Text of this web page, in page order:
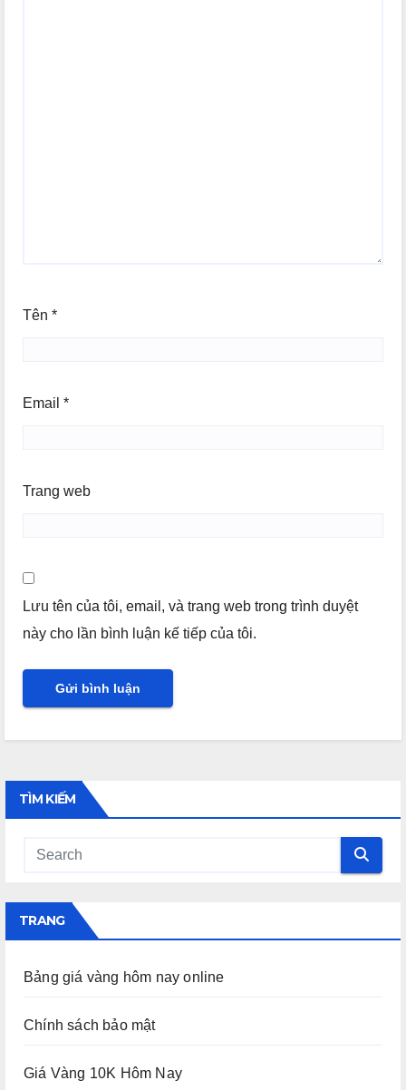
Tên *
Email *
Trang web
Lưu tên của tôi, email, và trang web trong trình duyệt
này cho lần bình luận kế tiếp của tôi.
TÌM KIẾM
TRANG
Bảng giá vàng hôm nay online
Chính sách bảo mật
Giá Vàng 10K Hôm Nay